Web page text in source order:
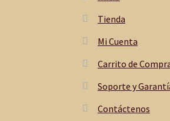
Tienda
Mi Cuenta
Carrito de
Soporte y
Contáctenos